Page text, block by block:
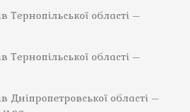
Тернопільської області –
Тернопільської області –
Дніпропетровської області –